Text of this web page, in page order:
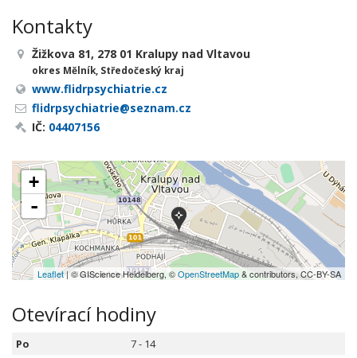
Kontakty
Žižkova 81, 278 01 Kralupy nad Vltavou
okres Mělník, Středočeský kraj
www.flidrpsychiatrie.cz
flidrpsychiatrie@seznam.cz
IČ: 04407156
+
-
Leaflet| © GIScience Heidelberg, ©OpenStreetMap& contributors, CC-BY-SA
Otevírací hodiny
Po
7 - 14